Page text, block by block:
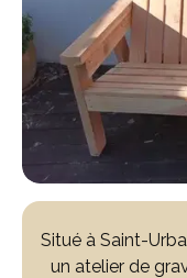
Situé à Saint-
un atelier de